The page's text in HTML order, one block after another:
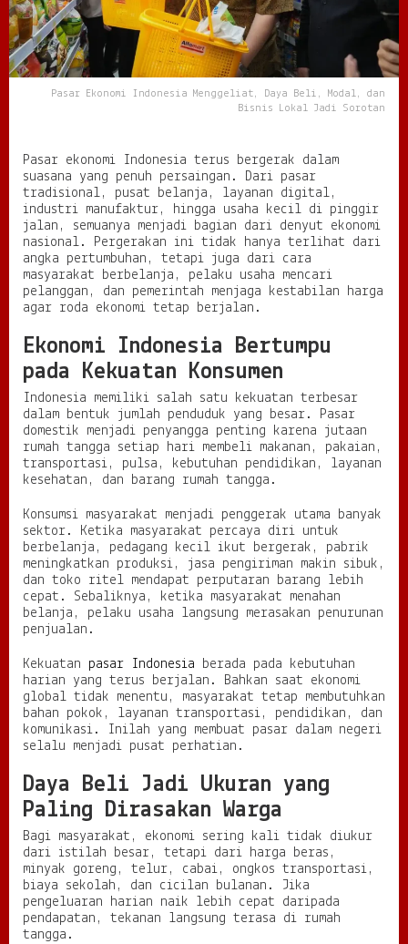
M
e
n
g
g
e
t
,
D
a
y
a
B
l
i
M
s
n
i
L
o
k
J
a
d
i
S
o
o
t
a
n
Pasar Ekonomi Indonesia Menggeliat, Daya Beli, Modal, dan
Bisnis Lokal Jadi Sorotan
Pasar ekonomi Indonesia terus bergerak dalam
suasana yang penuh persaingan. Dari pasar
tradisional, pusat belanja, layanan digital,
industri manufaktur, hingga usaha kecil di pinggir
jalan, semuanya menjadi bagian dari denyut ekonomi
nasional. Pergerakan ini tidak hanya terlihat dari
angka pertumbuhan, tetapi juga dari cara
masyarakat berbelanja, pelaku usaha mencari
pelanggan, dan pemerintah menjaga kestabilan harga
agar roda ekonomi tetap berjalan.
Ekonomi Indonesia Bertumpu
pada Kekuatan Konsumen
Indonesia memiliki salah satu kekuatan terbesar
dalam bentuk jumlah penduduk yang besar. Pasar
domestik menjadi penyangga penting karena jutaan
rumah tangga setiap hari membeli makanan, pakaian,
transportasi, pulsa, kebutuhan pendidikan, layanan
kesehatan, dan barang rumah tangga.
Konsumsi masyarakat menjadi penggerak utama banyak
sektor. Ketika masyarakat percaya diri untuk
berbelanja, pedagang kecil ikut bergerak, pabrik
meningkatkan produksi, jasa pengiriman makin sibuk,
dan toko ritel mendapat perputaran barang lebih
cepat. Sebaliknya, ketika masyarakat menahan
belanja, pelaku usaha langsung merasakan penurunan
penjualan.
Kekuatan pasar Indonesia berada pada kebutuhan
harian yang terus berjalan. Bahkan saat ekonomi
global tidak menentu, masyarakat tetap membutuhkan
bahan pokok, layanan transportasi, pendidikan, dan
komunikasi. Inilah yang membuat pasar dalam negeri
selalu menjadi pusat perhatian.
Daya Beli Jadi Ukuran yang
Paling Dirasakan Warga
Bagi masyarakat, ekonomi sering kali tidak diukur
dari istilah besar, tetapi dari harga beras,
minyak goreng, telur, cabai, ongkos transportasi,
biaya sekolah, dan cicilan bulanan. Jika
pengeluaran harian naik lebih cepat daripada
pendapatan, tekanan langsung terasa di rumah
tangga.